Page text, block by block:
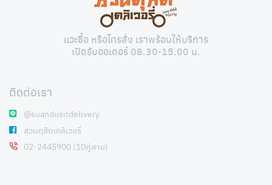
แวะซื้อ หรือโทรสั่ง เราพร้อมให้บริการ
เปิดรับออเดอร์ 08.30-15.00 น.
ติดต่อเรา
@suandusitdelivery
สวนดุสิตเดลิเวอรี่
02-2445900 (10คู่สาย)